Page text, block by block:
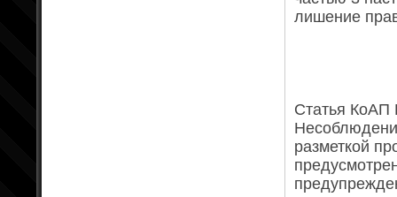
лишение
Статья КоАП
разметкой